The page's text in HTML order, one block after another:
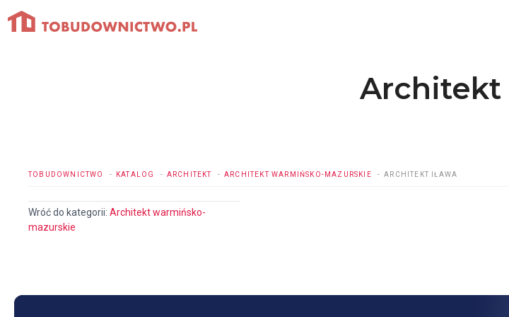
Przejdź
do
Architekt
TOBUDOWNICTWO KATALOG ARCHITEKT ARCHITEKT WARMIŃSKO-MAZURSKIE ARCHITEKT IŁAWA
Wróć do kategorii: Architekt warmińsko-
mazurskie